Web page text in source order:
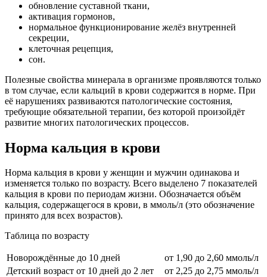
обновление суставной ткани,
активация гормонов,
нормальное функционирование желёз внутренней
секреции,
клеточная рецепция,
сон.
Полезные свойства минерала в организме проявляются только
в том случае, если кальций в крови содержится в норме. При
её нарушениях развиваются патологические состояния,
требующие обязательной терапии, без которой произойдёт
развитие многих патологических процессов.
Норма кальция в крови
Норма кальция в крови у женщин и мужчин одинакова и
изменяется только по возрасту. Всего выделено 7 показателей
кальция в крови по периодам жизни. Обозначается объём
кальция, содержащегося в крови, в ммоль/л (это обозначение
принято для всех возрастов).
Таблица по возрасту
Новорождённые до 10 дней
от 1,90 до 2,60 ммоль/л
Детский возраст от 10 дней до 2 лет
от 2,25 до 2,75 ммоль/л